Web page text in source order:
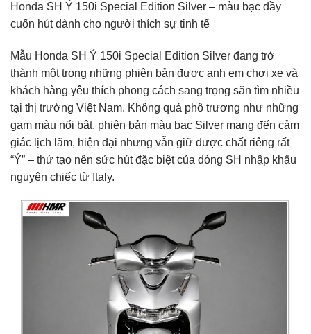
Honda SH Ý 150i Special Edition Silver – màu bạc đầy
cuốn hút dành cho người thích sự tinh tế
Mẫu Honda SH Ý 150i Special Edition Silver đang trở
thành một trong những phiên bản được anh em chơi xe và
khách hàng yêu thích phong cách sang trọng săn tìm nhiều
tại thị trường Việt Nam. Không quá phô trương như những
gam màu nổi bật, phiên bản màu bạc Silver mang đến cảm
giác lịch lãm, hiện đại nhưng vẫn giữ được chất riêng rất
“Ý” – thứ tạo nên sức hút đặc biệt của dòng SH nhập khẩu
nguyên chiếc từ Italy.